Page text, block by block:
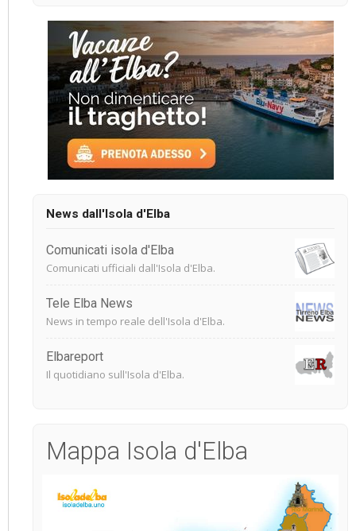
News dall'Isola d'Elba
Comunicati isola d'Elba
Comunicati ufficiali dall'Isola d'Elba.
Tele Elba News
News in tempo reale dell'Isola d'Elba.
Elbareport
Il quotidiano sull'Isola d'Elba.
Mappa Isola d'Elba